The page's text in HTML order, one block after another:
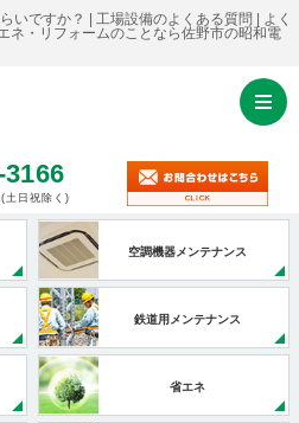
いですか？ | 工場設備のよくある質問 | よく
ネ・リフォームのことなら佐野市の昭和電
3166
(土日祝除く)
空調機器メンテナンス
鉄道用メンテナンス
省エネ